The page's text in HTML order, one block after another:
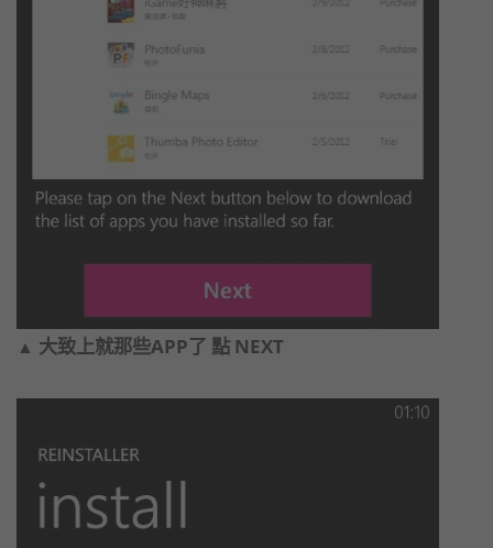
▲ 大致上就那些APP了 點 NEXT